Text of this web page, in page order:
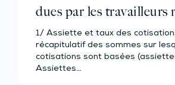
dues par les travailleurs
salariés agricoles –
1/ Assiette et taux des
récapitulatif des sommes sur
cotisations sont basées
Assiettes…